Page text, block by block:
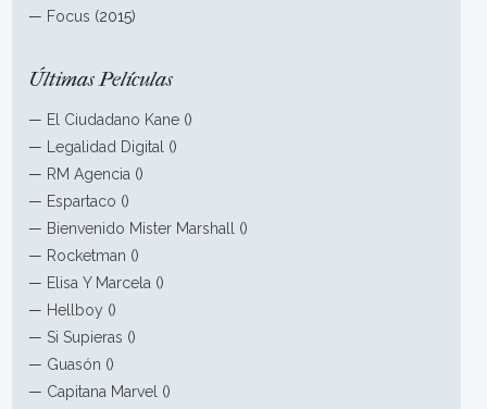
— Focus (2015)
Últimas Películas
— El Ciudadano Kane ()
—
Legalidad Digital
()
— RM Agencia ()
— Espartaco ()
— Bienvenido Mister Marshall
()
— Rocketman ()
— Elisa Y Marcela ()
— Hellboy ()
—Si Supieras ()
— Guasón ()
— Capitana Marvel ()